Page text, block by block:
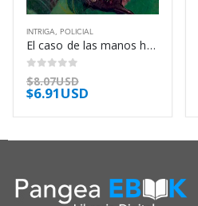
INTRIGA, POLICIAL
El caso de las manos heladas – Erle Stanley Gardner
0out of 5
$8.07USD
$6.91USD